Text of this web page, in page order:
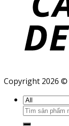
Copyright 2026 ©
Search
for: